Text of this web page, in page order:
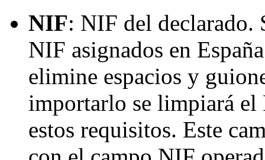
NIF: NIF del declarado.
NIF asignados en
elimine espacios y
importarlo se limpiará el
estos requisitos. Este